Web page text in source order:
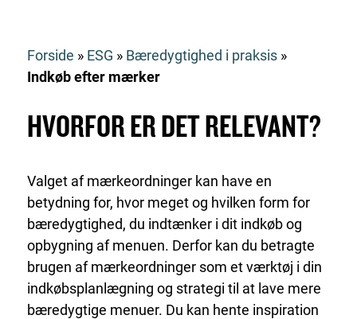
Forside » ESG » Bæredygtighed i praksis»
Indkøb efter mærker
HVORFOR ER DET RELEVANT?
Valget af mærkeordninger kan have en
betydning for, hvor meget og hvilken form for
bæredygtighed, du indtænker i dit indkøb og
opbygning af menuen. Derfor kan du betragte
brugen af mærkeordninger som et værktøj i din
indkøbsplanlægning og strategi til at lave mere
bæredygtige menuer. Du kan hente inspiration